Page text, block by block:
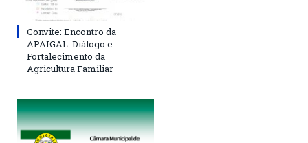
Convite: Encontro da
APAIGAL: Diálogo e
Fortalecimento da
Agricultura Familiar